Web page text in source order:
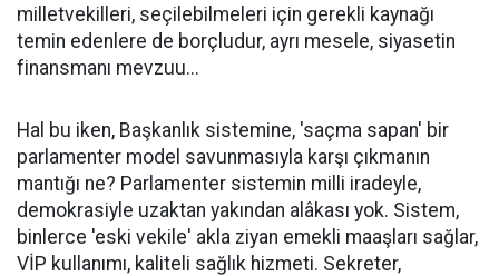
milletvekilleri, seçilebilmeleri için gerekli kaynağı
temin edenlere de borçludur, ayrı mesele, siyasetin
finansmanı mevzuu...
Hal bu iken, Başkanlık sistemine, 'saçma sapan' bir
parlamenter model savunmasıyla karşı çıkmanın
mantığı ne? Parlamenter sistemin milli iradeyle,
demokrasiyle uzaktan yakından alâkası yok. Sistem,
binlerce 'eski vekile' akla ziyan emekli maaşları sağlar,
VİP kullanımı, kaliteli sağlık hizmeti. Sekreter,